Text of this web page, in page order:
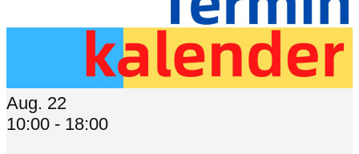
Aug. 22
10:00 - 18:00